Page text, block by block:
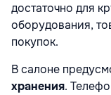
достаточно для
оборудования,
покупок.
В салоне
хранения.